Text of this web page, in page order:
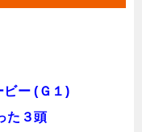
ビー (Ｇ１)
た３頭